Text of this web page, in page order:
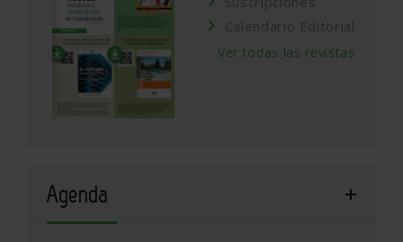
Calendario Editorial
Ver todas las revistas
Agenda